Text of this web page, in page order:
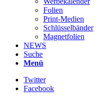
Folien
Print-Medien
Schlüsselbänder
Magnetfolien
NEWS
Suche
Menü
Twitter
Facebook